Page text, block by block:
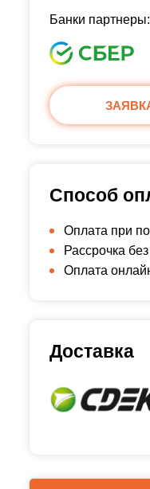
Банки партнеры:
Способ
Оплата при
Рассрочка
Оплата
Доставка